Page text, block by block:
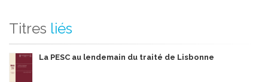
Titres liés
La PESC au lendemain du traité de Lisbonne